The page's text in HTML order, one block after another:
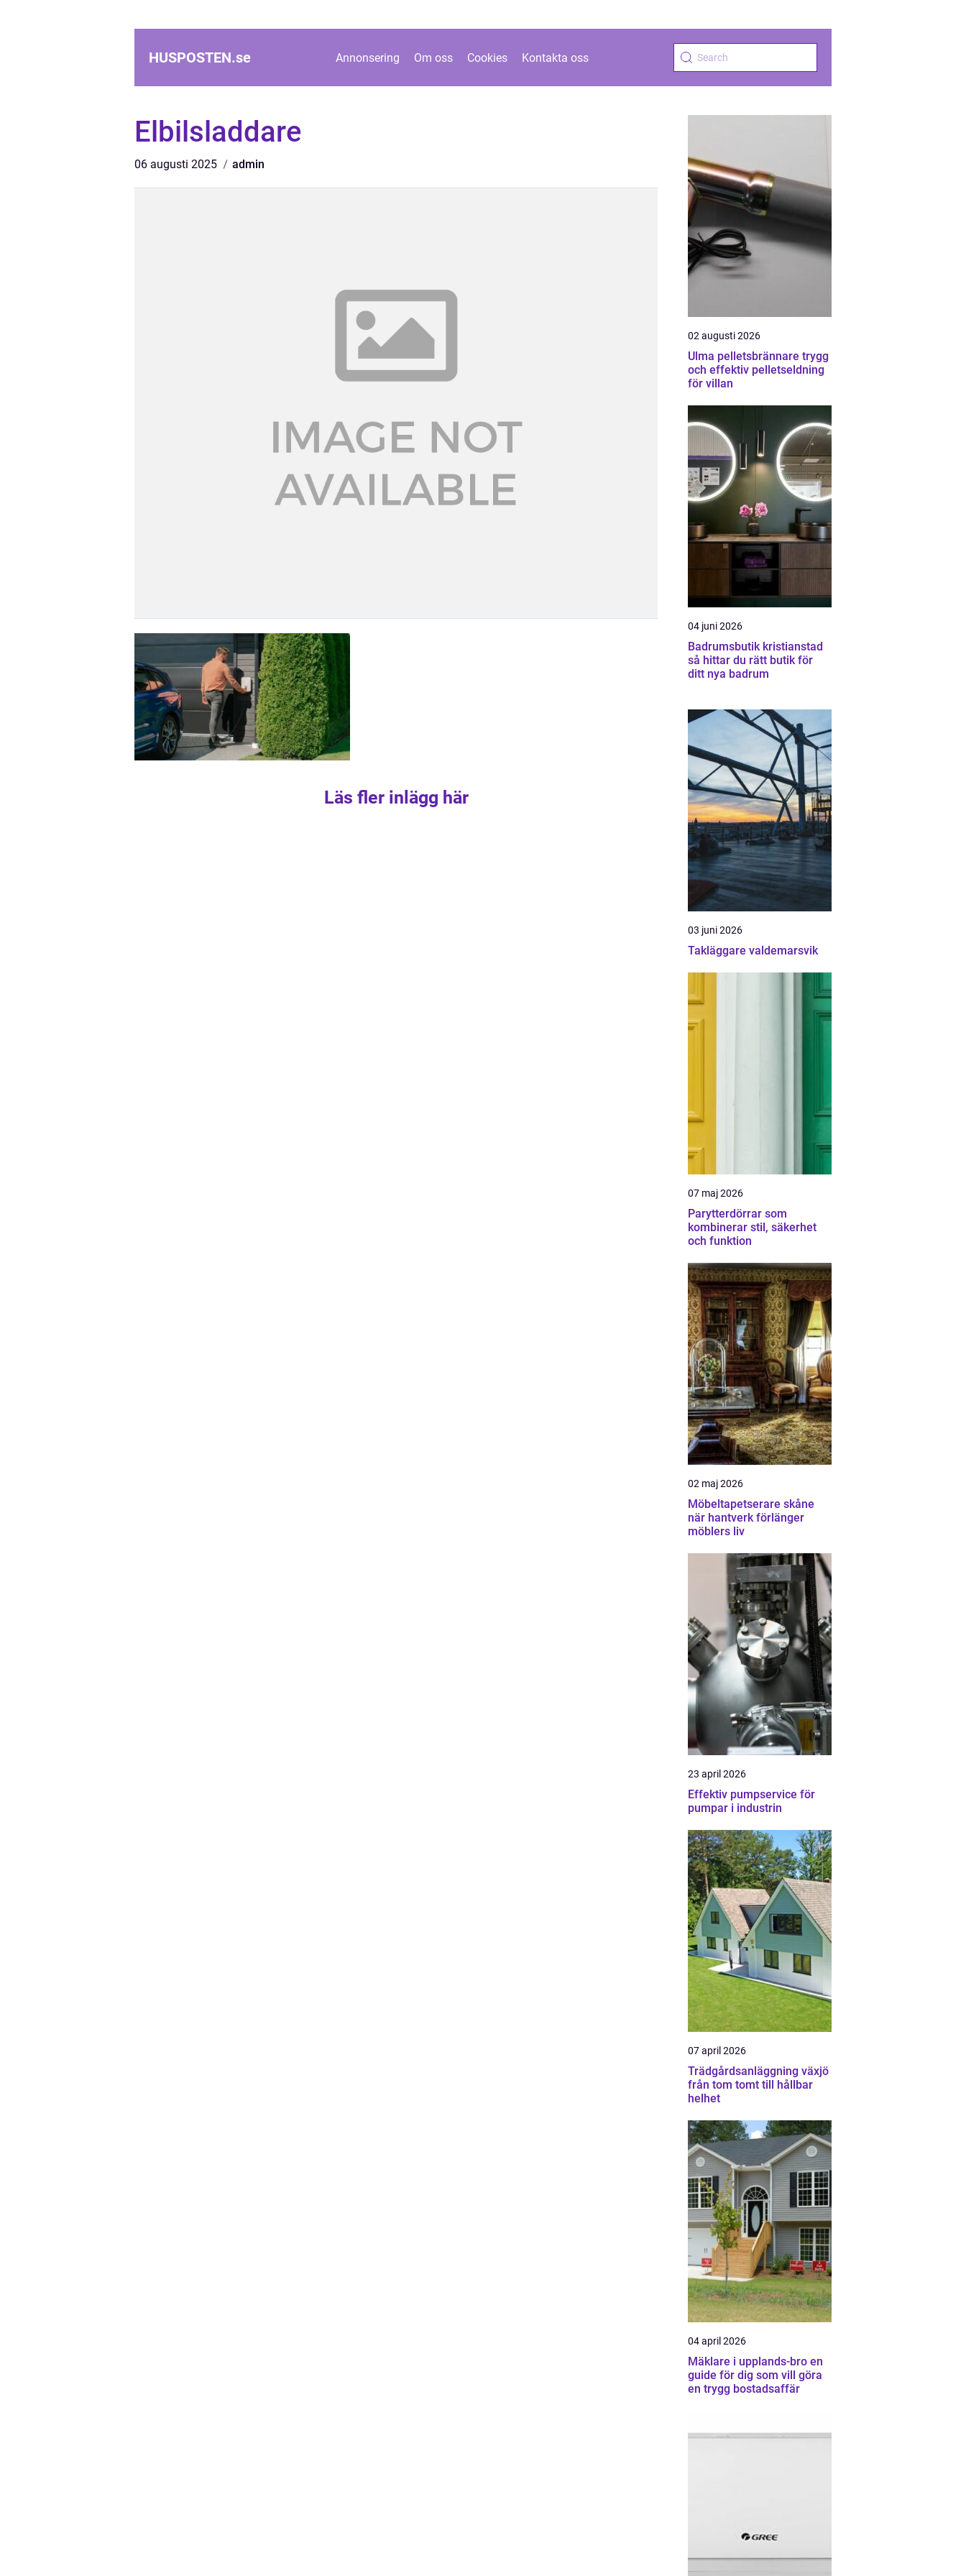
HUSPOSTEN.se Annonsering Om oss Cookies Kontakta oss
Elbilsladdare
06 augusti 2025 admin
Läs fler inlägg här
02 augusti 2026
Ulma pelletsbrännare trygg
och effektiv pelletseldning
för villan
04 juni 2026
Badrumsbutik kristianstad
så hittar du rätt butik för
ditt nya badrum
03 juni 2026
Takläggare valdemarsvik
07 maj 2026
Parytterdörrar som
kombinerar stil, säkerhet
och funktion
02 maj 2026
Möbeltapetserare skåne
när hantverk förlänger
möblers liv
23 april 2026
Effektiv pumpservice för
pumpar i industrin
07 april 2026
Trädgårdsanläggning växjö
från tom tomt till hållbar
helhet
04 april 2026
Mäklare i upplands-bro en
guide för dig som vill göra
en trygg bostadsaffär